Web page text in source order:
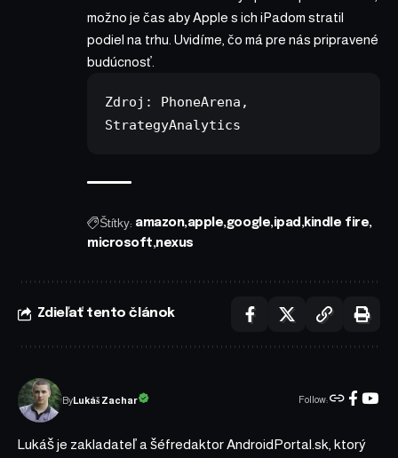
možno je čas aby Apple s ich iPadom stratil
podiel na trhu. Uvidíme, čo má pre nás pripravené
budúcnosť.
Zdroj: PhoneArena
StrategyAnalytics
Štítky: amazon apple google ipad
kindle fire
microsoft nexus
Zdieľať tento článok
ByLukáš Zachar Follow:
Lukáš je zakladateľ a šéfredaktor AndroidPortal.sk, ktorý